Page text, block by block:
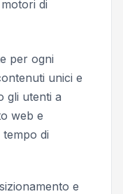
di
per ogni
unici e
gli utenti a
web e
di
e